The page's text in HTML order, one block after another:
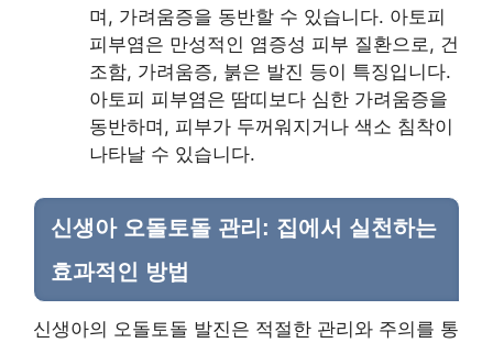
며, 가려움증을 동반할 수 있습니다. 아토피
피부염은 만성적인 염증성 피부 질환으로, 건
조함, 가려움증, 붉은 발진 등이 특징입니다.
아토피 피부염은 땀띠보다 심한 가려움증을
동반하며, 피부가 두꺼워지거나 색소 침착이
나타날 수 있습니다.
신생아 오돌토돌 관리: 집에서 실천하는
효과적인 방법
신생아의 오돌토돌 발진은 적절한 관리와 주의를 통